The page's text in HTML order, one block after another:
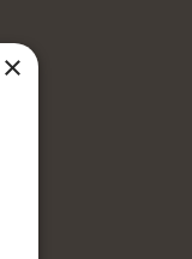
×